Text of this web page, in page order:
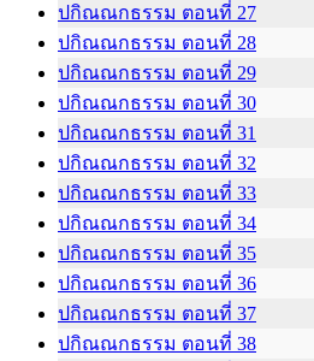
ปกิณณกธรรม ตอนที่ 27
ปกิณณกธรรม ตอนที่ 28
ปกิณณกธรรม ตอนที่ 29
ปกิณณกธรรม ตอนที่ 30
ปกิณณกธรรม ตอนที่ 31
ปกิณณกธรรม ตอนที่ 32
ปกิณณกธรรม ตอนที่ 33
ปกิณณกธรรม ตอนที่ 34
ปกิณณกธรรม ตอนที่ 35
ปกิณณกธรรม ตอนที่ 36
ปกิณณกธรรม ตอนที่ 37
ปกิณณกธรรม ตอนที่ 38